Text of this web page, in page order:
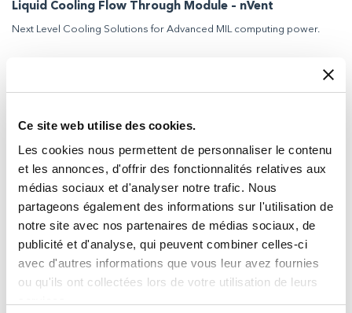
Ce site web utilise des cookies.
Les cookies nous permettent de personnaliser le contenu
et les annonces, d'offrir des fonctionnalités relatives aux
médias sociaux et d'analyser notre trafic. Nous
partageons également des informations sur l'utilisation de
notre site avec nos partenaires de médias sociaux, de
publicité et d'analyse, qui peuvent combiner celles-ci
avec d'autres informations que vous leur avez fournies
ou qu'ils ont collectées lors de votre utilisation de leurs
Liquid Cooling Flow Through Module – nVent
Next Level Cooling Solutions for Advanced MIL computing power.
Switch Driver Series SD5902
The Series SD5902 Waveguide Switch Driver is designed to control
the Flann microwave range of Series 333-*E Precision Waveguide